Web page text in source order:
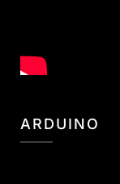
ARDUINO